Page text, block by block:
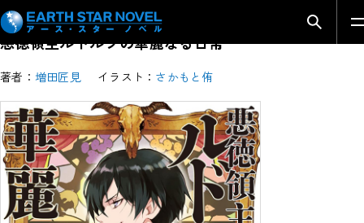
検索モ
悪徳領主ルドルフの華麗なる日常
著者： 増田匠見 イラスト： さかもと侑